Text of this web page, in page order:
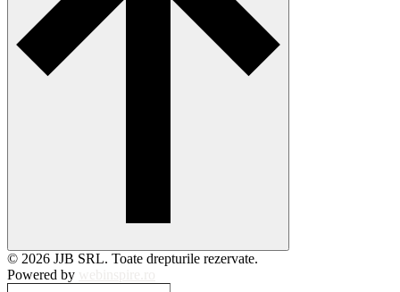
© 2026 JJB SRL. Toate drepturile rezervate.
Powered by